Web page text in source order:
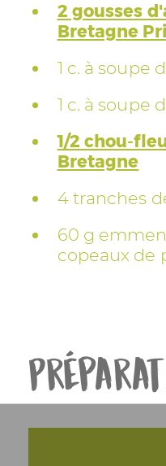
2 gousses
Bretagne
1 c. à soupe
1 c. à soupe
1/2 chou-
Bretagne
4 tranches
60 g
copeaux de